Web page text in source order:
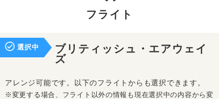
フライト
選択中
ブリティッシュ・エアウェイ
ズ
アレンジ可能です。以下のフライトからも選択できます。
※変更する場合、フライト以外の情報も現在選択中の内容から変